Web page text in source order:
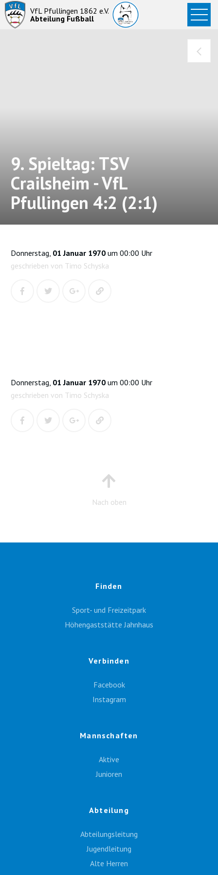
VfL Pfullingen 1862 e.V.
Abteilung Fußball
Startseite
News
9. Spieltag: TSV
Crailsheim - VfL
Pfullingen 4:2 (2:1)
Donnerstag, 01 Januar 1970 um 00:00 Uhr
geschrieben von Timo Schyska
Donnerstag, 01 Januar 1970 um 00:00 Uhr
geschrieben von Timo Schyska
Nach oben
Finden
Sport- und Freizeitpark
Höhengaststätte Jahnhaus
Verbinden
Facebook
Instagram
Mannschaften
Aktive
Junioren
Abteilung
Abteilungsleitung
Jugendleitung
Alte Herren